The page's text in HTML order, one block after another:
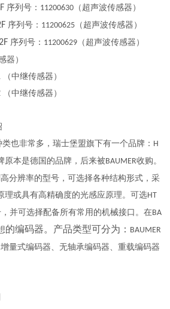
序列号： 11200630 （超声波传感器）
序列号： 11200625 （超声波传感器）
序列号： 11200629 （超声波传感器）
器）
（中继传感器）
（中继传感器）
也非常多，瑞士堡盟旗下有一个品牌： H
原本是德国的品牌，后来被BAUMER收购。
分辨率的型号，可选择各种结构形式，采
理或具有高精确度的光感应原理。可选HT
并可选择配备所有常用的机械接口。在BA
的编码器。产品类型可分为： BAUMER
量式编码器、无轴承编码器、重载编码器